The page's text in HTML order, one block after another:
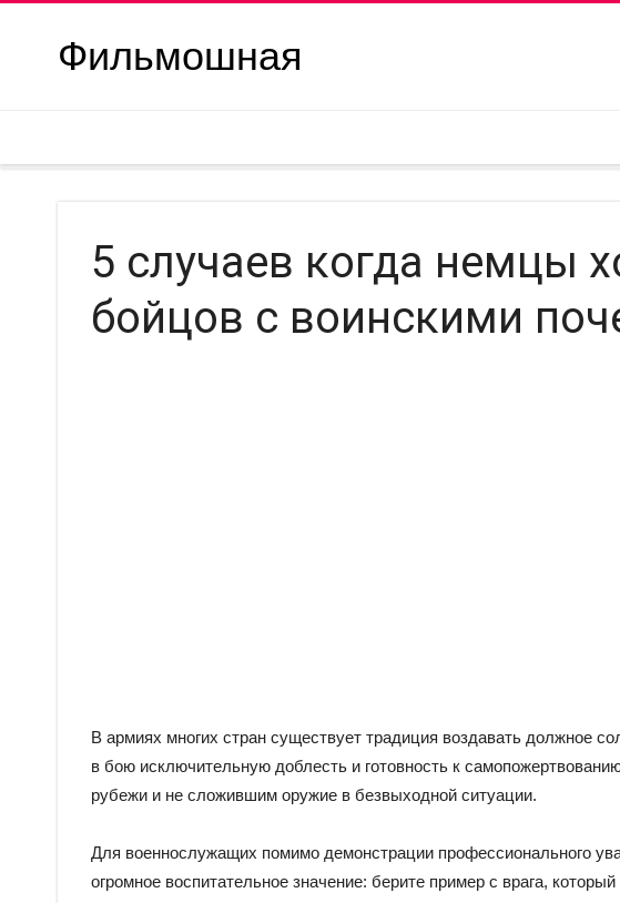
Фильмошная
5 случаев когда немцы
бойцов с воинскими
В армиях многих стран существует традиция воздавать должное
в бою исключительную доблесть и готовность к
рубежи и не сложившим оружие в безвыходной ситуации.
Для военнослужащих помимо демонстрации профессионального
огромное воспитательное значение: берите пример с врага,